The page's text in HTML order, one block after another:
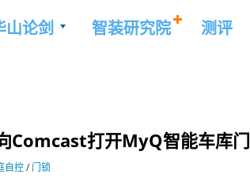
山论剑 智装研究院 测评
打开MyQ智能车库门
自控/ 门锁